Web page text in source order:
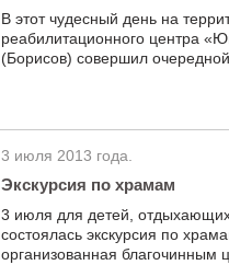
В этот чудесный день на
реабилитационного центра
(Борисов) совершил
3 июля 2013 года.
Экскурсия по храмам
3 июля для детей,
состоялась экскурсия по
организованная благочинным